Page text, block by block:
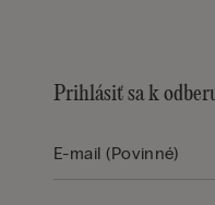
Prihlásiť sa k